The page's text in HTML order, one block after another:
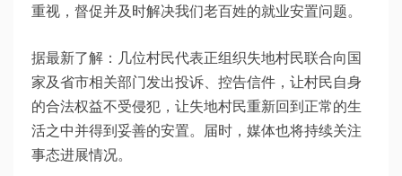
重视，督促并及时解决我们老百姓的就业安置问题。
据最新了解：几位村民代表正组织失地村民联合向国
家及省市相关部门发出投诉、控告信件，让村民自身
的合法权益不受侵犯，让失地村民重新回到正常的生
活之中并得到妥善的安置。届时，媒体也将持续关注
事态进展情况。